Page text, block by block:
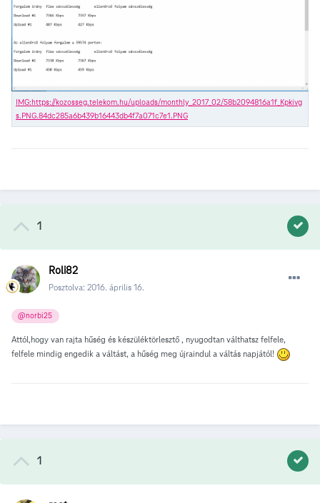
1
Roli82
Posztolva: 2016. április 16.
@norbi25
Attól,hogy van rajta hűség és készüléktörlesztő , nyugodtan válthatsz felfele,
felfele mindig engedik a váltást, a hűség meg újraindul a váltás napjától!
1